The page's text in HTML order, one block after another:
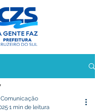
1 min de leitura